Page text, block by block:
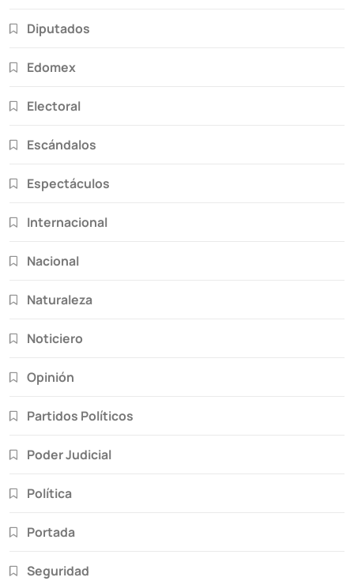
Diputados
Edomex
Electoral
Escándalos
Espectáculos
Internacional
Nacional
Naturaleza
Noticiero
Opinión
Partidos Políticos
Poder Judicial
Política
Portada
Seguridad